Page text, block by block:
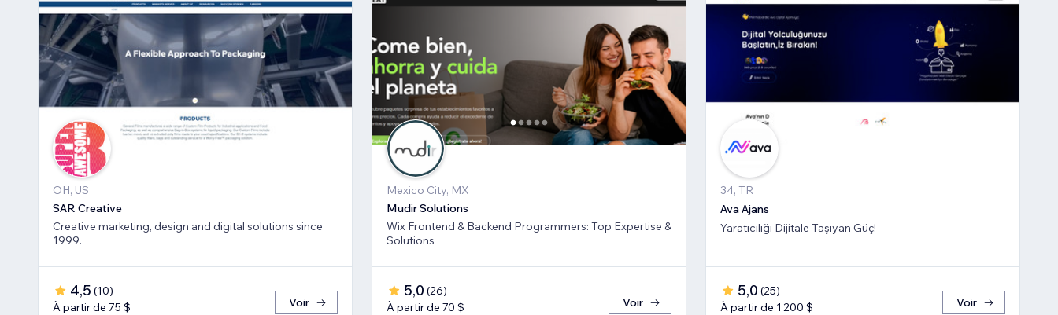
OH, US
SAR Creative
Creative marketing, design and digital solutions since
1999.
4,5 (10)
À partir de 75 $
Voir
Mexico City, MX
Mudir Solutions
Wix Frontend & Backend Programmers: Top Expertise &
Solutions
5,0 (26)
À partir de 70 $
Voir
34, TR
Ava Ajans
Yaratıcılığı Dijitale Taşıyan Güç!
5,0 (25)
À partir de 1 200 $
Voir